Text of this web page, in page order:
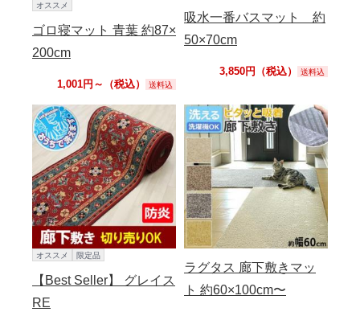
オススメ
ゴロ寝マット 青葉 約87×
200cm
1,001円～（税込） 送料込
吸水一番バスマット 約
50×70cm
3,850円（税込） 送料込
オススメ 限定品
【Best Seller】 グレイス
RE
ラグタス 廊下敷きマッ
ト 約60×100cm〜